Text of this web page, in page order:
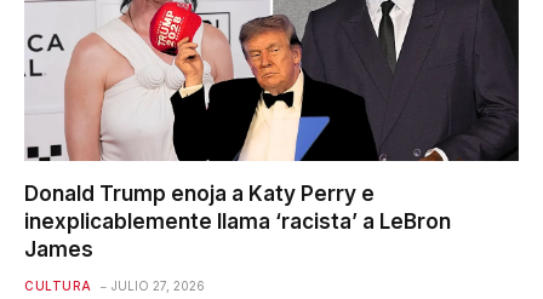
Donald Trump enoja a Katy Perry e
inexplicablemente llama ‘racista’ a LeBron
James
CULTURA JULIO 27, 2026